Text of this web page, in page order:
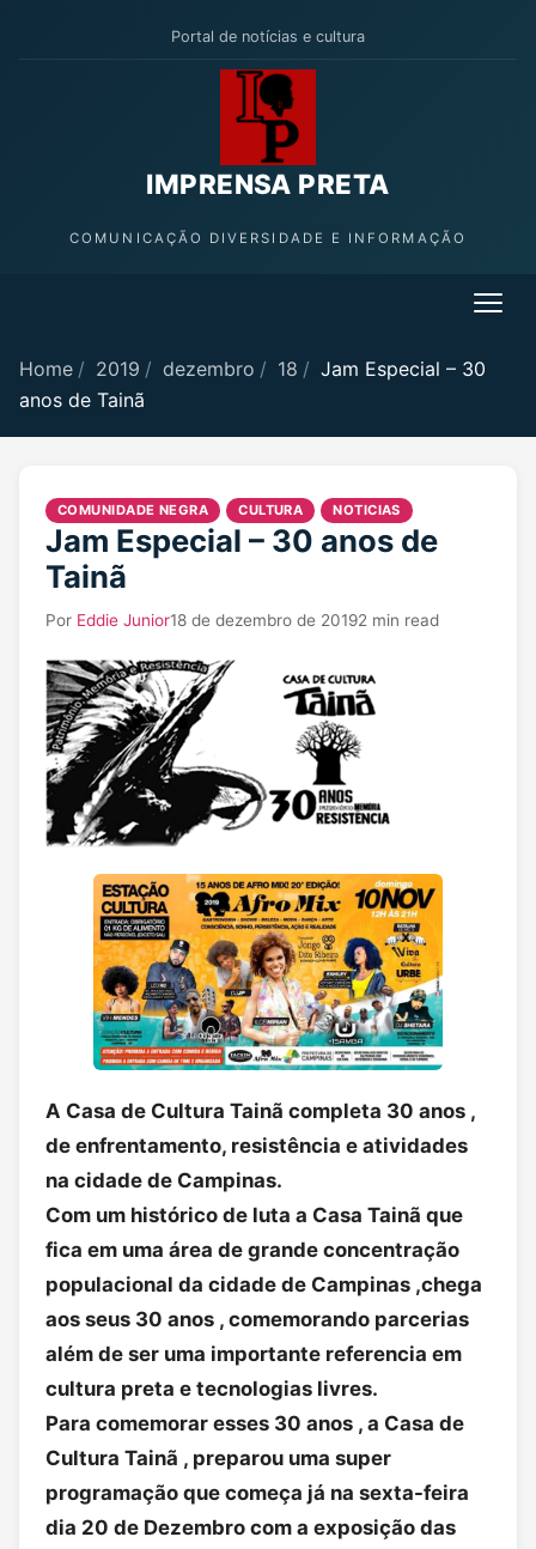
Portal de notícias e cultura
IMPRENSA PRETA
COMUNICAÇÃO DIVERSIDADE E INFORMAÇÃO
Home / 2019 / dezembro / 18 / Jam Especial – 30
anos de Tainã
COMUNIDADE NEGRA CULTURA NOTICIAS
Jam Especial – 30 anos de
Tainã
Por Eddie Junior18 de dezembro de 20192 min read
A Casa de Cultura Tainã completa 30 anos ,
de enfrentamento, resistência e atividades
na cidade de Campinas.
Com um histórico de luta a Casa Tainã que
fica em uma área de grande concentração
populacional da cidade de Campinas ,chega
aos seus 30 anos , comemorando parcerias
além de ser uma importante referencia em
cultura preta e tecnologias livres.
Para comemorar esses 30 anos , a Casa de
Cultura Tainã , preparou uma super
programação que começa já na sexta-feira
dia 20 de Dezembro com a exposição das